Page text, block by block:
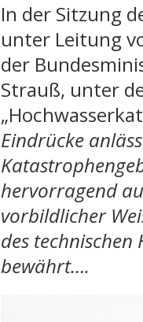
In der Sitzung
unter Leitung
der
Strauß, unter
Eindrücke
hervorragend
vorbildlicher
des
bewährt….